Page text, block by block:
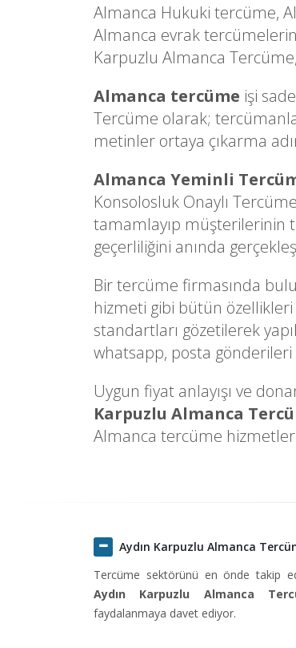
Almanca Hukuki tercüme,
Almanca evrak
Karpuzlu Almanca
Almanca tercüme işi
Tercüme olarak;
metinler ortaya çıkarma
Almanca Yeminli
Konsolosluk Onaylı
tamamlayıp müşterilerinin
geçerliliğini anında
Bir tercüme firmasında
hizmeti gibi bütün
standartları gözetilerek
whatsapp, posta gönderileri
Uygun fiyat anlayışı ve
Karpuzlu Almanca
Almanca tercüme
Aydın Karpuzlu Almanca
Tercüme sektörünü en önde takip
Aydın Karpuzlu Almanca
faydalanmaya davet ediyor.